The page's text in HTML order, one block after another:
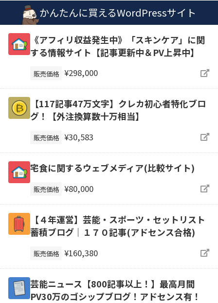
かんたんに買えるWordPressサイト
《アフィリ収益発生中》「スキンケア」に関
する情報サイト【記事更新中＆PV上昇中】
販売価格 ¥298,000
【117記事47万文字】クレカ初心者特化ブロ
グ！【外注換算数十万相当】
販売価格 ¥30,583
宅食に関するウェブメディア(比較サイト)
販売価格 ¥80,000
【４年運営】芸能・スポーツ・セットリスト
蓄積ブログ｜１７０記事(アドセンス合格)
販売価格 ¥160,380
芸能ニュース【800記事以上！】最高月間
PV30万のゴシップブログ！アドセンス有！